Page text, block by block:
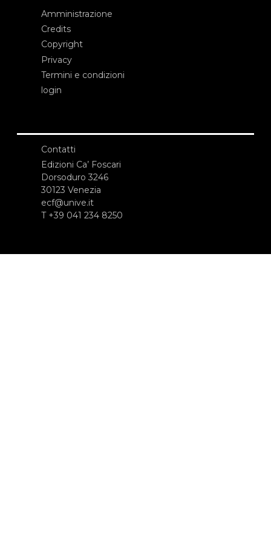
Amministrazione
Credits
Copyright
Privacy
Termini e condizioni
login
Contatti
Edizioni Ca’ Foscari
Dorsoduro 3246
30123 Venezia
ecf@unive.it
T +39 041 234 8250